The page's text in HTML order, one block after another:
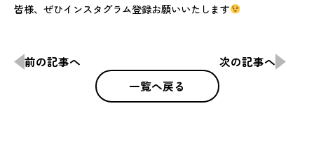
皆様、ぜひインスタグラム登録お願いいたします
前の記事へ
一覧へ戻る
次の記事へ